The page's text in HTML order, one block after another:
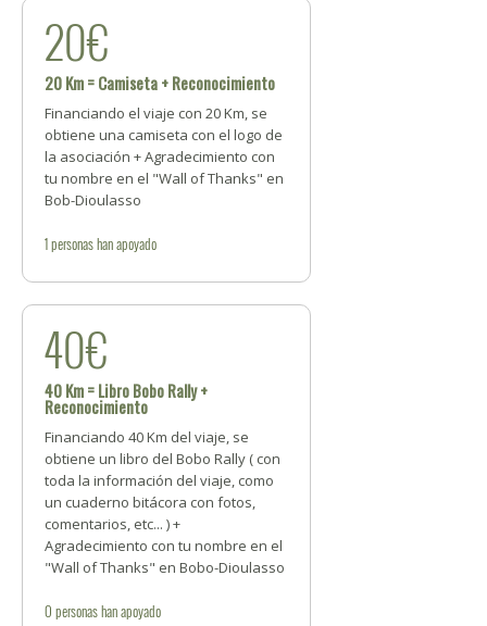
20€
20 Km = Camiseta + Reconocimiento
Financiando el viaje con 20 Km, se
obtiene una camiseta con el logo de
la asociación + Agradecimiento con
tu nombre en el "Wall of Thanks" en
Bob-Dioulasso
1personashan apoyado
40€
40 Km = Libro Bobo Rally +
Reconocimiento
Financiando 40 Km del viaje, se
obtiene un libro del Bobo Rally ( con
toda la información del viaje, como
un cuaderno bitácora con fotos,
comentarios, etc... ) +
Agradecimiento con tu nombre en el
"Wall of Thanks" en Bobo-Dioulasso
0 personashan apoyado